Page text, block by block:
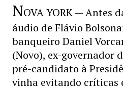
NOVA YORK — Antes
áudio de Flávio
banqueiro Daniel
(Novo), ex-governador
pré-candidato à
vinha evitando críticas